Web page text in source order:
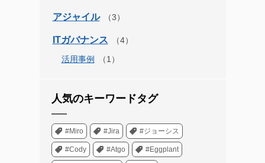
アジャイル
ITガバナンス
活用事例
人気のキーワードタグ
#Miro #Jira #ジョーシス
#Cody #Atgo #Eggplant